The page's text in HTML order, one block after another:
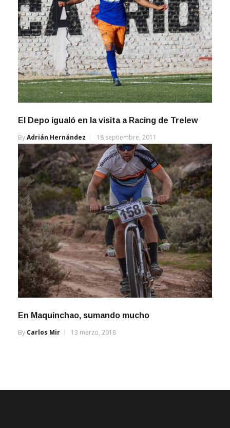
El Depo igualó en la visita a Racing de Trelew
ByAdrián Hernández 18 septiembre, 2011
En Maquinchao, sumando mucho
By Carlos Mir 13 marzo, 2018